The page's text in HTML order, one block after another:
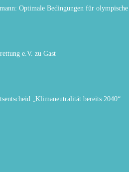
Optimale Bedingungen für olympische
e.V. zu Gast
„Klimaneutralität bereits 2040“